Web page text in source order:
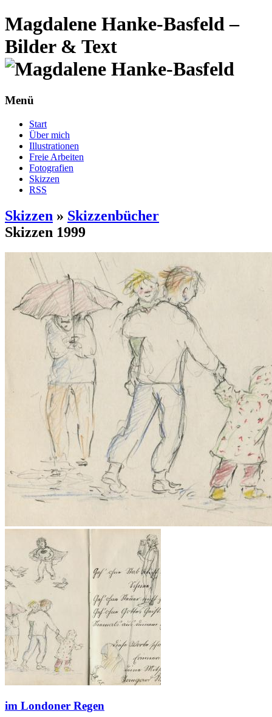
Magdalene Hanke-Basfeld –
Bilder & Text
Menü
Start
Über mich
Illustrationen
Freie Arbeiten
Fotografien
Skizzen
RSS
Skizzen » Skizzenbücher
Skizzen 1999
im Londoner Regen